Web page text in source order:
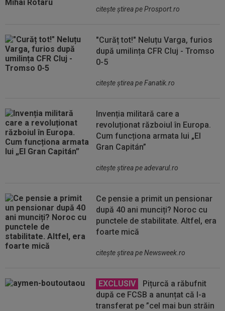
citeşte ştirea pe Prosport.ro
"Curăț tot!" Neluțu Varga, furios
după umilința CFR Cluj - Tromso
0-5
citeşte ştirea pe Fanatik.ro
Invenția militară care a
revoluționat războiul în Europa.
Cum funcționa armata lui „El
Gran Capitán”
citeşte ştirea pe adevarul.ro
Ce pensie a primit un pensionar
după 40 ani munciți? Noroc cu
punctele de stabilitate. Altfel, era
foarte mică
citeşte ştirea pe Newsweek.ro
EXCLUSIV
Pițurcă a răbufnit
după ce FCSB a anunțat că l-a
transferat pe ”cel mai bun străin